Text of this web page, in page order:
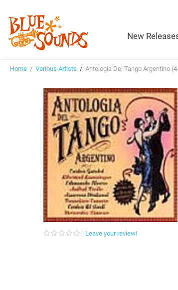
New
Home / Various Artists / Antologia Del Tango Argentino
Leave your review!